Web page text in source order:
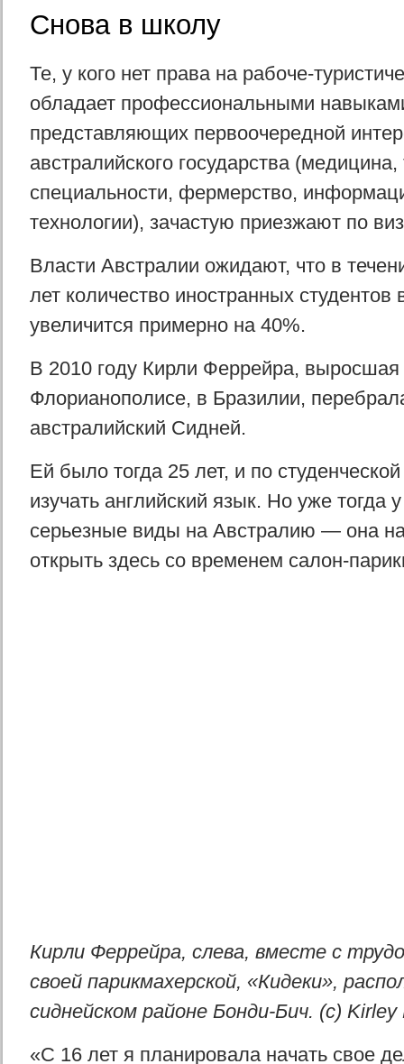
Снова в школу
Те, у кого нет права на рабоче-
обладает профессиональными
представляющих первоочередной
австралийского государства (медицина,
специальности, фермерство,
технологии), зачастую приезжают по
Власти Австралии ожидают, что в
лет количество иностранных студентов
увеличится примерно на 40%.
В 2010 году Кирли Феррейра, выросшая
Флорианополисе, в Бразилии,
австралийский Сидней.
Ей было тогда 25 лет, и по
изучать английский язык. Но уже тогда
серьезные виды на Австралию — она
открыть здесь со временем салон-
Кирли Феррейра, слева, вместе с
своей парикмахерской, «Кидеки»,
сиднейском районе Бонди-Бич. (c) Kirley
«С 16 лет я планировала начать свое